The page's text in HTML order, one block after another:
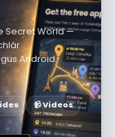
Secret World —
Android.
📹 Videos